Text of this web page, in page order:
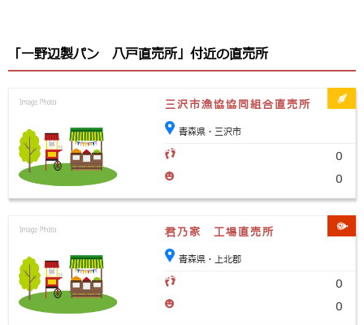
「一野辺製パン 八戸直売所」付近の直売所
三沢市漁協協同組合直売所
青森県・三沢市
0
0
君乃家 工場直売所
青森県・上北郡
0
0